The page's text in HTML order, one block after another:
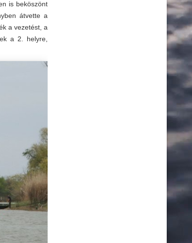
is beköszönt
átvette a
a vezetést, a
a 2. helyre,